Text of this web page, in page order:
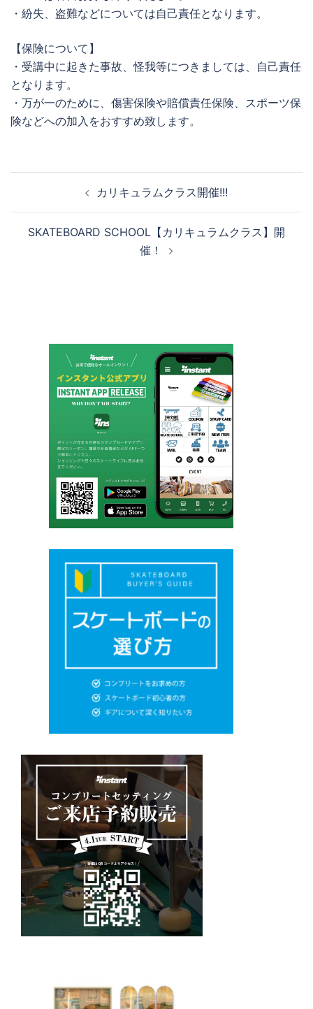
・紛失、盗難などについては自己責任となります。
【保険について】
・受講中に起きた事故、怪我等につきましては、自己責任
となります。
・万が一のために、傷害保険や賠償責任保険、スポーツ保
険などへの加入をおすすめ致します。
カリキュラムクラス開催!!!
SKATEBOARD SCHOOL【カリキュラムクラス】開
催！